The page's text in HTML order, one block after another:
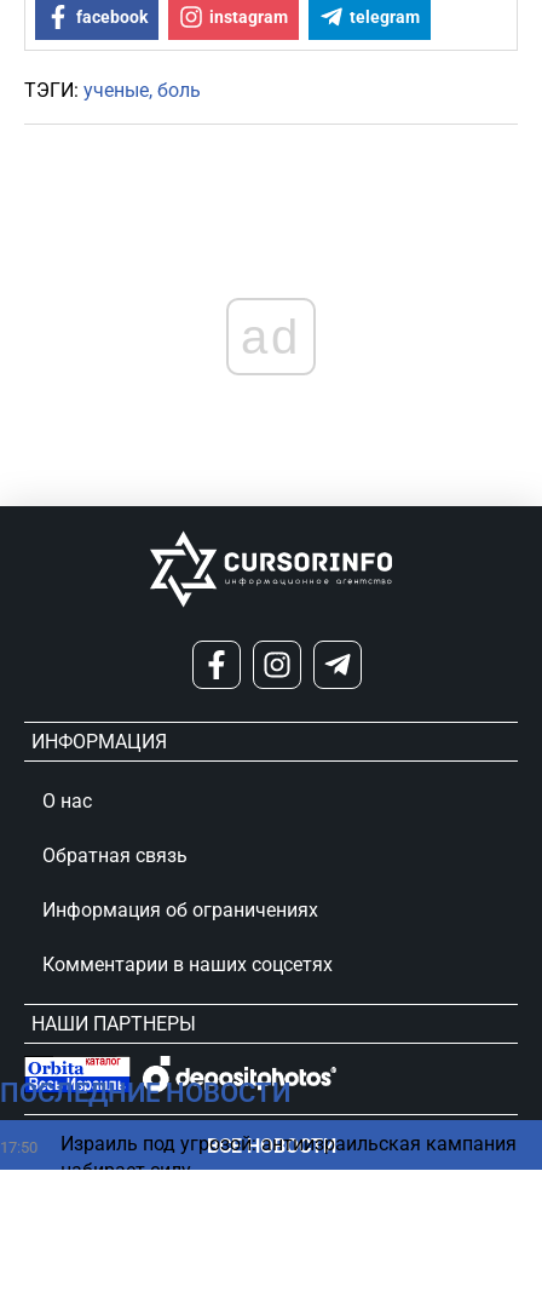
facebook instagram telegram
ТЭГИ: ученые боль
ПОСЛЕДНИЕ НОВОСТИ
17:50
Израиль под угрозой: антиизраильская кампания
набирает силу
ВСЕ НОВОСТИ
ad
ИНФОРМАЦИЯ
О нас
Обратная связь
Информация об ограничениях
Комментарии в наших соцсетях
НАШИ ПАРТНЕРЫ
сursorinfo.co.il © Все права защищены